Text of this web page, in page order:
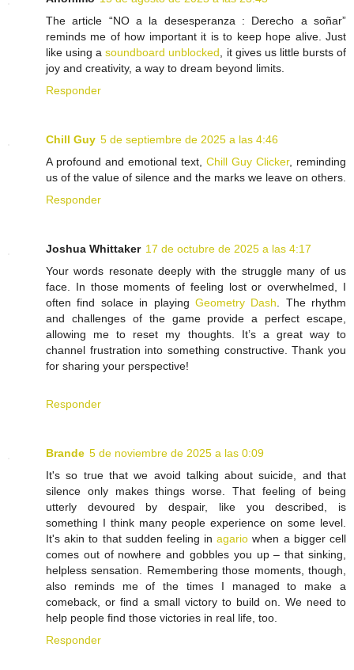
The article “NO a la desesperanza : Derecho a soñar”
reminds me of how important it is to keep hope alive. Just
like using asoundboard unblocked , it gives us little bursts of
joy and creativity, a way to dream beyond limits.
Responder
Chill Guy 5 de septiembre de 2025 a las 4:46
A profound and emotional text, Chill Guy Clicker, reminding
us of the value of silence and the marks we leave on others.
Responder
Joshua Whittaker 17 de octubre de 2025 a las 4:17
Your words resonate deeply with the struggle many of us
face. In those moments of feeling lost or overwhelmed, I
often find solace in playing Geometry Dash . The rhythm
and challenges of the game provide a perfect escape,
allowing me to reset my thoughts. It’s a great way to
channel frustration into something constructive. Thank you
for sharing your perspective!
Responder
Brande 5 de noviembre de 2025 a las 0:09
It's so true that we avoid talking about suicide, and that
silence only makes things worse. That feeling of being
utterly devoured by despair, like you described, is
something I think many people experience on some level.
It's akin to that sudden feeling inagario when a bigger cell
comes out of nowhere and gobbles you up – that sinking,
helpless sensation. Remembering those moments, though,
also reminds me of the times I managed to make a
comeback, or find a small victory to build on. We need to
help people find those victories in real life, too.
Responder